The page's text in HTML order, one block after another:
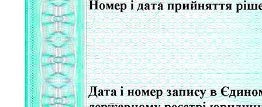
Молодіжні лідери УТОГ
Ветерани УТОГ
Мережа УТОГ
Підприємства УТОГ
Рекорди УТОГ
Видання УТОГ
Звіти
Посилання сторінок УТОГ
Контакти